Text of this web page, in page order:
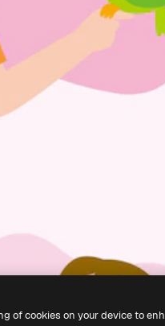
of cookies on your device to